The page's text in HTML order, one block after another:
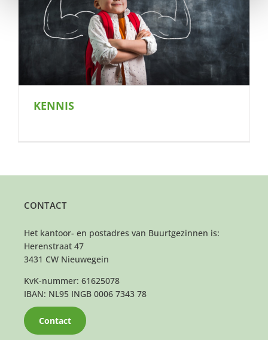
KENNIS
CONTACT
Het kantoor- en postadres van Buurtgezinnen is:
Herenstraat 47
3431 CW Nieuwegein
KvK-nummer: 61625078
IBAN: NL95 INGB 0006 7343 78
Contact